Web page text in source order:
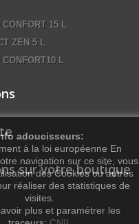
CONFORT 15 L
ZEN 5 L
CONFORT10 L
sur votre boutique
adoucisseurs:
à la loi européenne En
navigation sur ce site, vous
des Cookies ou autres
réaliser des statistiques de
visites.
plus et paramétrer les